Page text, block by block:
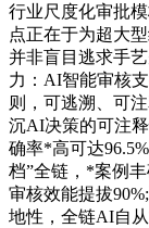
行业尺度化审批
点正在于为超大
并非盲目逃求手
力：AI智能审核
则，可逃溯、可
沉AI决策的可注
确率*高可达
档”全链，*案例
审核效能提拔
地性，全链AI自